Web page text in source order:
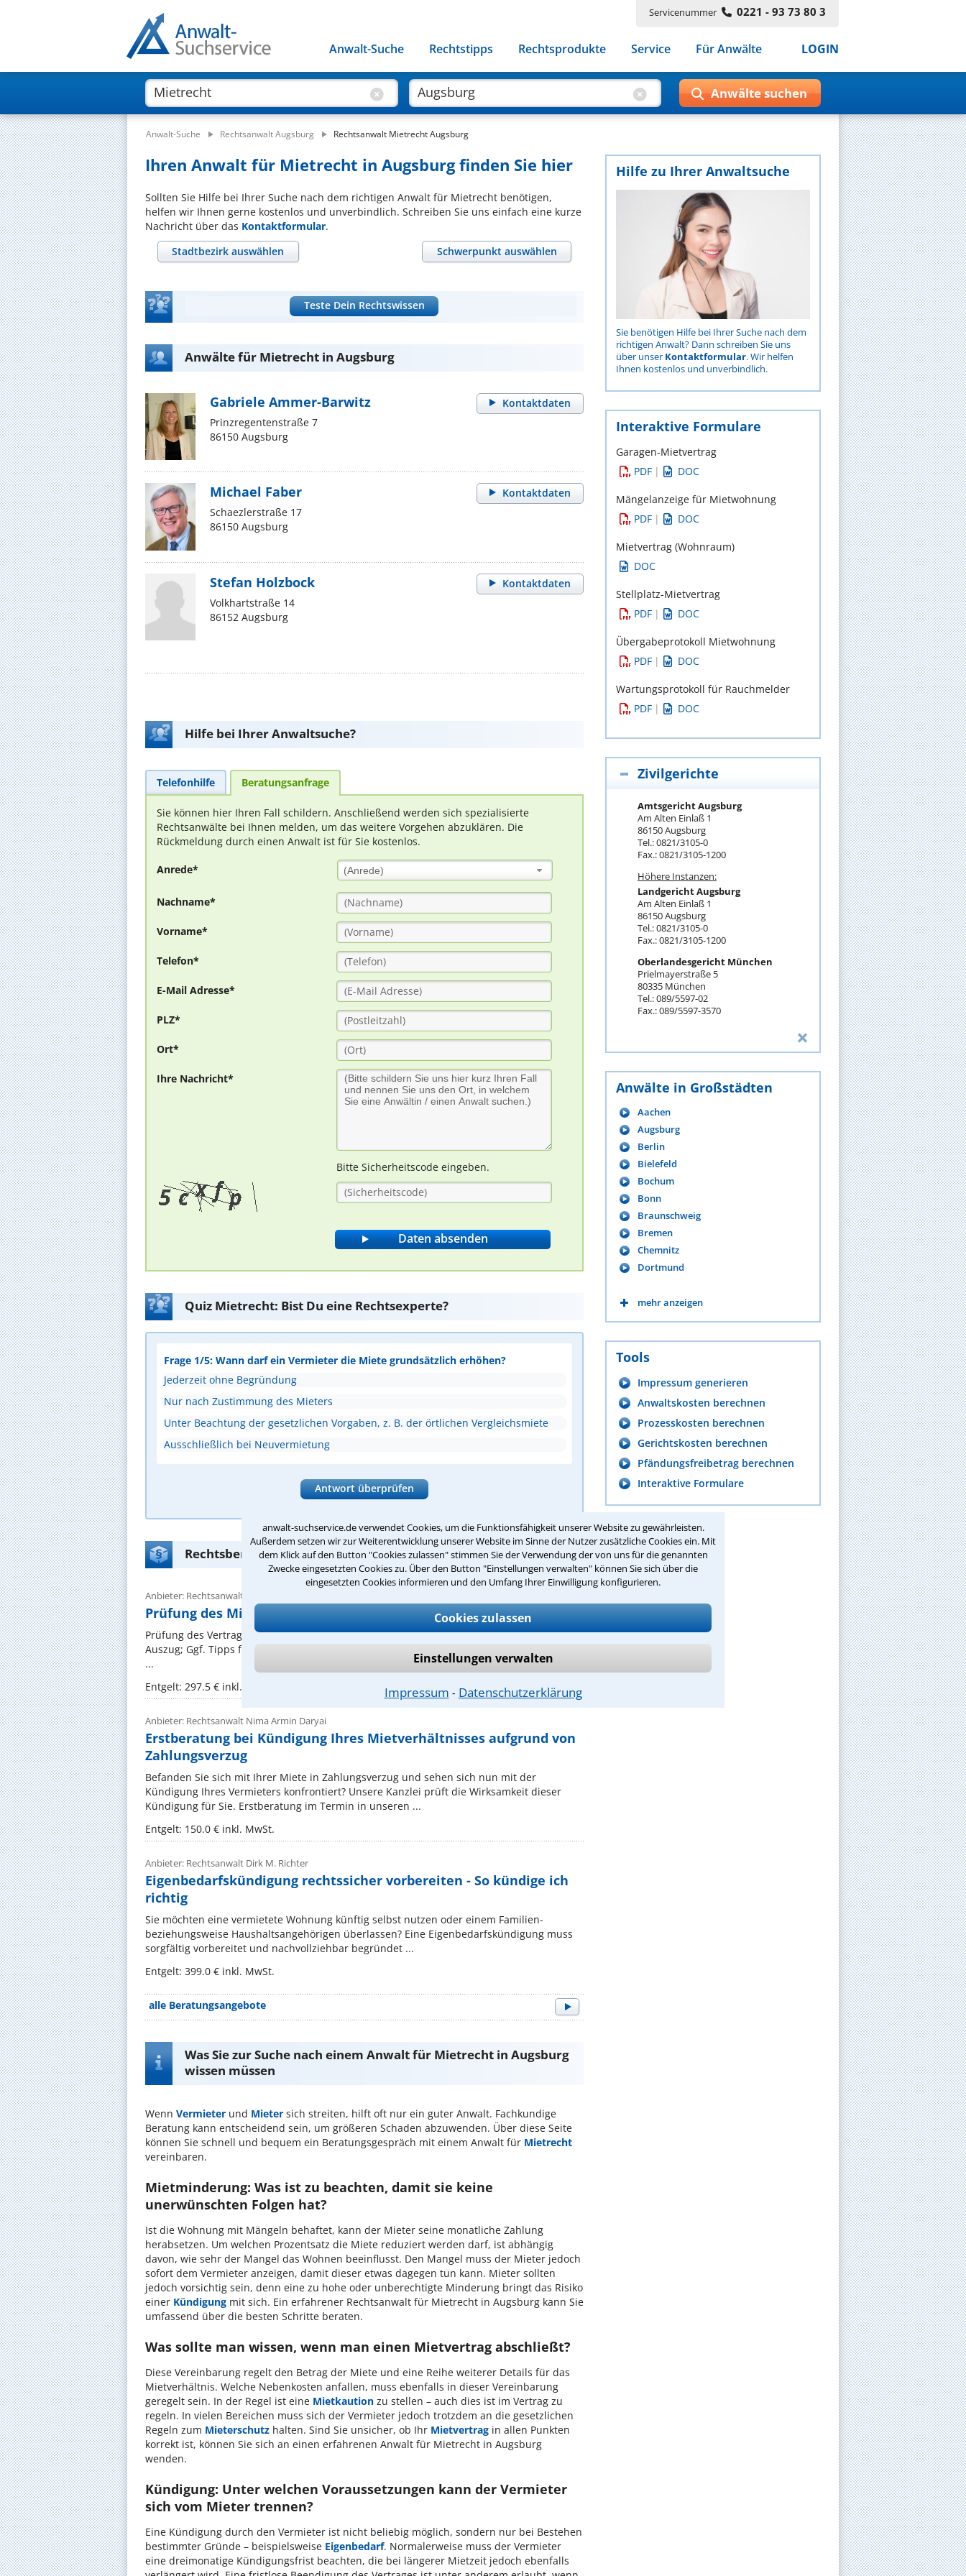
anwalt-suchservice.de verwendet Cookies, um die Funktionsfähigkeit unserer Website zu gewährleisten.
Außerdem setzen wir zur Weiterentwicklung unserer Website im Sinne der Nutzer zusätzliche Cookies ein. Mit
dem Klick auf den Button "Cookies zulassen" stimmen Sie der Verwendung der von uns für die genannten
Zwecke eingesetzten Cookies zu. Über den Button "Einstellungen verwalten" können Sie sich über die
eingesetzten Cookies informieren und den Umfang Ihrer Einwilligung konfigurieren.
Cookies zulassen
Einstellungen verwalten
Impressum ⁃ Datenschutzerklärung
Servicenummer 0221 - 93 73 80 3
Anwalt-Suche Rechtstipps Rechtsprodukte Service Für Anwälte LOGIN
Anwalt-Suche Rechtsanwalt Augsburg Rechtsanwalt Mietrecht Augsburg
Ihren Anwalt für Mietrecht in Augsburg finden Sie hier
Sollten Sie Hilfe bei Ihrer Suche nach dem richtigen Anwalt für Mietrecht benötigen,
helfen wir Ihnen gerne kostenlos und unverbindlich. Schreiben Sie uns einfach eine kurze
Nachricht über das Kontaktformular.
Stadtbezirk auswählen
Schwerpunkt auswählen
Teste Dein Rechtswissen
Anwälte für Mietrecht in Augsburg
Kontaktdaten
Gabriele Ammer-Barwitz
Prinzregentenstraße 7
86150 Augsburg
Kontaktdaten
Michael Faber
Schaezlerstraße 17
86150 Augsburg
Kontaktdaten
Stefan Holzbock
Volkhartstraße 14
86152 Augsburg
Hilfe bei Ihrer Anwaltsuche?
Telefonhilfe Beratungsanfrage
Sie können hier Ihren Fall schildern. Anschließend werden sich spezialisierte
Rechtsanwälte bei Ihnen melden, um das weitere Vorgehen abzuklären. Die
Rückmeldung durch einen Anwalt ist für Sie kostenlos.
Anrede* (Anrede)
Nachname*
Vorname*
Telefon*
E-Mail Adresse*
PLZ*
Ort*
Ihre Nachricht*
Bitte Sicherheitscode eingeben.
Quiz Mietrecht: Bist Du eine Rechtsexperte?
Frage 1/5: Wann darf ein Vermieter die Miete grundsätzlich erhöhen?
Jederzeit ohne Begründung
Nur nach Zustimmung des Mieters
Unter Beachtung der gesetzlichen Vorgaben, z. B. der örtlichen Vergleichsmiete
Ausschließlich bei Neuvermietung
Antwort überprüfen
Rechtsberatung Mietrecht zum Festpreis
Anbieter: Rechtsanwalt Michael Wübbe
Prüfung des Mietvertrag
Prüfung des Vertragsinhalts insbesonders unter den Vorausstzungen der Reparaturen bei
Auszug; Ggf. Tipps für das (mögliche) weitere Vorgehen; auf Wunsch auch Kostenprüfung
...
Entgelt: 297.5 € inkl. MwSt.
Anbieter: Rechtsanwalt Nima Armin Daryai
Erstberatung bei Kündigung Ihres Mietverhältnisses aufgrund von
Zahlungsverzug
Befanden Sie sich mit Ihrer Miete in Zahlungsverzug und sehen sich nun mit der
Kündigung Ihres Vermieters konfrontiert? Unsere Kanzlei prüft die Wirksamkeit dieser
Kündigung für Sie. Erstberatung im Termin in unseren ...
Entgelt: 150.0 € inkl. MwSt.
Anbieter: Rechtsanwalt Dirk M. Richter
Eigenbedarfskündigung rechtssicher vorbereiten - So kündige ich
richtig
Sie möchten eine vermietete Wohnung künftig selbst nutzen oder einem Familien-
beziehungsweise Haushaltsangehörigen überlassen? Eine Eigenbedarfskündigung muss
sorgfältig vorbereitet und nachvollziehbar begründet ...
Entgelt: 399.0 € inkl. MwSt.
alle Beratungsangebote
Was Sie zur Suche nach einem Anwalt für Mietrecht in Augsburg
wissen müssen
Wenn Vermieter und Mieter sich streiten, hilft oft nur ein guter Anwalt. Fachkundige
Beratung kann entscheidend sein, um größeren Schaden abzuwenden. Über diese Seite
können Sie schnell und bequem ein Beratungsgespräch mit einem Anwalt für Mietrecht
vereinbaren.
Mietminderung: Was ist zu beachten, damit sie keine
unerwünschten Folgen hat?
Ist die Wohnung mit Mängeln behaftet, kann der Mieter seine monatliche Zahlung
herabsetzen. Um welchen Prozentsatz die Miete reduziert werden darf, ist abhängig
davon, wie sehr der Mangel das Wohnen beeinflusst. Den Mangel muss der Mieter jedoch
sofort dem Vermieter anzeigen, damit dieser etwas dagegen tun kann. Mieter sollten
jedoch vorsichtig sein, denn eine zu hohe oder unberechtigte Minderung bringt das Risiko
einer Kündigung mit sich. Ein erfahrener Rechtsanwalt für Mietrecht in Augsburg kann Sie
umfassend über die besten Schritte beraten.
Was sollte man wissen, wenn man einen Mietvertrag abschließt?
Diese Vereinbarung regelt den Betrag der Miete und eine Reihe weiterer Details für das
Mietverhältnis. Welche Nebenkosten anfallen, muss ebenfalls in dieser Vereinbarung
geregelt sein. In der Regel ist eine Mietkaution zu stellen – auch dies ist im Vertrag zu
regeln. In vielen Bereichen muss sich der Vermieter jedoch trotzdem an die gesetzlichen
Regeln zum Mieterschutz halten. Sind Sie unsicher, ob Ihr Mietvertrag in allen Punkten
korrekt ist, können Sie sich an einen erfahrenen Anwalt für Mietrecht in Augsburg
wenden.
Kündigung: Unter welchen Voraussetzungen kann der Vermieter
sich vom Mieter trennen?
Eine Kündigung durch den Vermieter ist nicht beliebig möglich, sondern nur bei Bestehen
bestimmter Gründe – beispielsweise Eigenbedarf. Normalerweise muss der Vermieter
eine dreimonatige Kündigungsfrist beachten, die bei längerer Mietzeit jedoch ebenfalls
Hilfe zu Ihrer Anwaltsuche
Sie benötigen Hilfe bei Ihrer Suche nach dem
richtigen Anwalt? Dann schreiben Sie uns
über unser Kontaktformular. Wir helfen
Ihnen kostenlos und unverbindlich.
Interaktive Formulare
Garagen-Mietvertrag
PDF | DOC
Mängelanzeige für Mietwohnung
PDF | DOC
Mietvertrag (Wohnraum)
DOC
Stellplatz-Mietvertrag
PDF | DOC
Übergabeprotokoll Mietwohnung
PDF | DOC
Wartungsprotokoll für Rauchmelder
PDF | DOC
Zivilgerichte
Amtsgericht Augsburg
Am Alten Einlaß 1
86150 Augsburg
Tel.: 0821/3105-0
Fax.: 0821/3105-1200
Höhere Instanzen:
Landgericht Augsburg
Am Alten Einlaß 1
86150 Augsburg
Tel.: 0821/3105-0
Fax.: 0821/3105-1200
Oberlandesgericht München
Prielmayerstraße 5
80335 München
Tel.: 089/5597-02
Fax.: 089/5597-3570
Anwälte in Großstädten
Aachen
Augsburg
Berlin
Bielefeld
Bochum
Bonn
Braunschweig
Bremen
Chemnitz
Dortmund
mehr anzeigen
Tools
Impressum generieren
Anwaltskosten berechnen
Prozesskosten berechnen
Gerichtskosten berechnen
Pfändungsfreibetrag berechnen
Interaktive Formulare